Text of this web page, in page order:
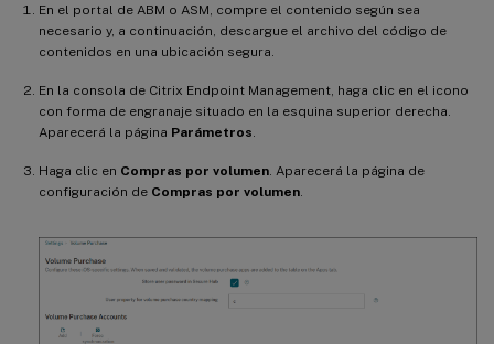
En el portal de ABM o ASM, compre el contenido según sea
necesario y, a continuación, descargue el archivo del código de
contenidos en una ubicación segura.
En la consola de Citrix Endpoint Management, haga clic en el icono
con forma de engranaje situado en la esquina superior derecha.
Aparecerá la página Parámetros
Haga clic en Compras por volumen . Aparecerá la página de
configuración de Compras por volumen